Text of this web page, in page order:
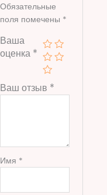
Обязательные
поля помечены *
Ваша
оценка *
Ваш отзыв *
Имя *